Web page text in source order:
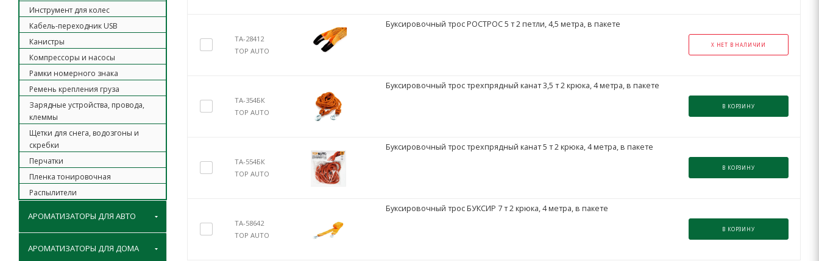
TA-28412
TOP AUTO
Буксировочный трос РОСТРОС 5 т 2 петли, 4,5 метра, в пакете
Х НЕТ В НАЛИЧИИ
TA-354БК
TOP AUTO
Буксировочный трос трехпрядный канат 3,5 т 2 крюка, 4 метра, в пакете
В КОРЗИНУ
TA-554БК
TOP AUTO
Буксировочный трос трехпрядный канат 5 т 2 крюка, 4 метра, в пакете
В КОРЗИНУ
TA-58642
TOP AUTO
Буксировочный трос БУКСИР 7 т 2 крюка, 4 метра, в пакете
В КОРЗИНУ
Инструмент для колес
Кабель-переходник USB
Канистры
Компрессоры и насосы
Рамки номерного знака
Ремень крепления груза
Зарядные устройства, провода,
клеммы
Щетки для снега, водозгоны и
скребки
Перчатки
Пленка тонировочная
Распылители
АРОМАТИЗАТОРЫ ДЛЯ АВТО
АРОМАТИЗАТОРЫ ДЛЯ ДОМА